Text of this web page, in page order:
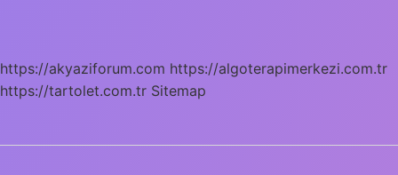
https://akyaziforum.com https://algoterapimerkezi.com.tr
https://tartolet.com.tr Sitemap